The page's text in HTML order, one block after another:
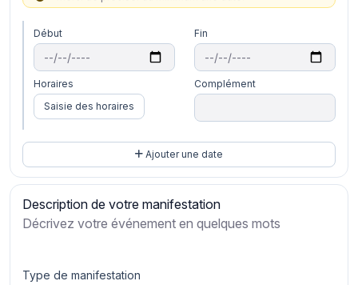
Début Fin
Horaires
Saisie des horaires
Complément
Ajouter une date
Description de votre manifestation
Décrivez votre événement en quelques mots
Type de manifestation